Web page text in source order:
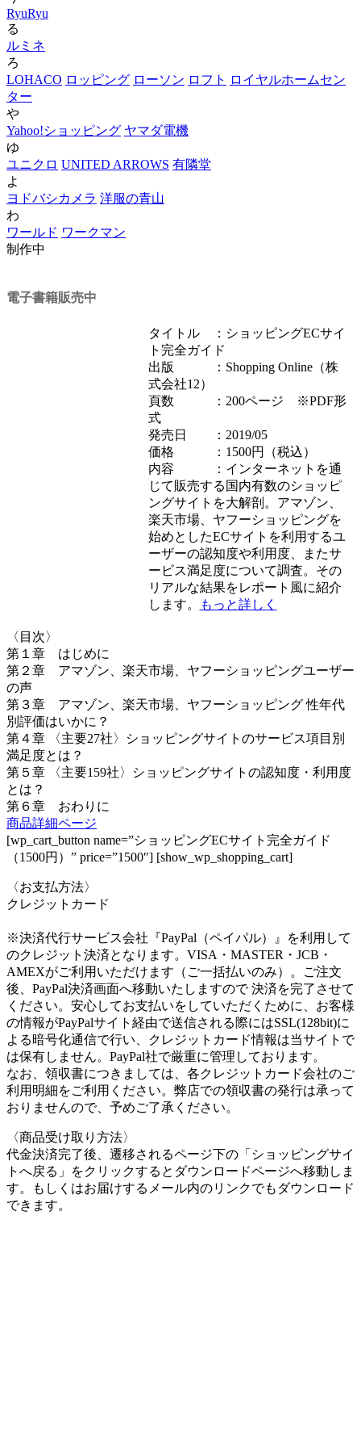
RyuRyu
る
ルミネ
ろ
LOHACO ロッピング ローソン ロフト
ロイヤルホームセン
ター
や
Yahoo!ショッピング ヤマダ電機
ゆ
ユニクロ UNITED ARROWS 有隣堂
よ
ヨドバシカメラ 洋服の青山
わ
ワールド ワークマン
制作中
電子書籍販売中
タイトル ：ショッピングECサイ
ト完全ガイド
出版 ：Shopping Online（株
式会社12）
頁数 ：200ページ ※PDF形
式
発売日 ：2019/05
価格 ：1500円（税込）
内容 ：インターネットを通
じて販売する国内有数のショッピ
ングサイトを大解剖。アマゾン、
楽天市場、ヤフーショッピングを
始めとしたECサイトを利用するユ
ーザーの認知度や利用度、またサ
ービス満足度について調査。その
リアルな結果をレポート風に紹介
します。
もっと詳しく
〈目次〉
第１章 はじめに
第２章 アマゾン、楽天市場、ヤフーショッピングユーザー
の声
第３章 アマゾン、楽天市場、ヤフーショッピング 性年代
別評価はいかに？
第４章 〈主要27社〉ショッピングサイトのサービス項目別
満足度とは？
第５章 〈主要159社〉ショッピングサイトの認知度・利用度
とは？
第６章 おわりに
商品詳細ページ
[wp_cart_button name=”ショッピングECサイト完全ガイド
（1500円）” price=”1500″] [show_wp_shopping_cart]
〈お支払方法〉
クレジットカード
※決済代行サービス会社『PayPal（ペイパル）』を利用して
のクレジット決済となります。VISA・MASTER・JCB・
AMEXがご利用いただけます（ご一括払いのみ）。ご注文
後、PayPal決済画面へ移動いたしますので 決済を完了させて
ください。安心してお支払いをしていただくために、お客様
の情報がPayPalサイト経由で送信される際にはSSL(128bit)に
よる暗号化通信で行い、クレジットカード情報は当サイトで
は保有しません。PayPal社で厳重に管理しております。
なお、領収書につきましては、各クレジットカード会社のご
利用明細をご利用ください。弊店での領収書の発行は承って
おりませんので、予めご了承ください。
〈商品受け取り方法〉
代金決済完了後、遷移されるページ下の「ショッピングサイ
トへ戻る」をクリックするとダウンロードページへ移動しま
す。もしくはお届けするメール内のリンクでもダウンロード
できます。